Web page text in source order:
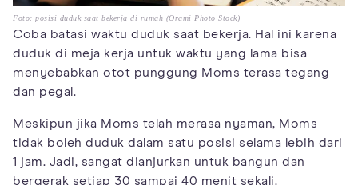
Foto: posisi duduk saat bekerja di rumah (Orami Photo Stock)
Coba batasi waktu duduk saat bekerja. Hal ini karena
duduk di meja kerja untuk waktu yang lama bisa
menyebabkan otot punggung Moms terasa tegang
dan pegal.
Meskipun jika Moms telah merasa nyaman, Moms
tidak boleh duduk dalam satu posisi selama lebih dari
1 jam. Jadi, sangat dianjurkan untuk bangun dan
bergerak setiap 30 sampai 40 menit sekali.